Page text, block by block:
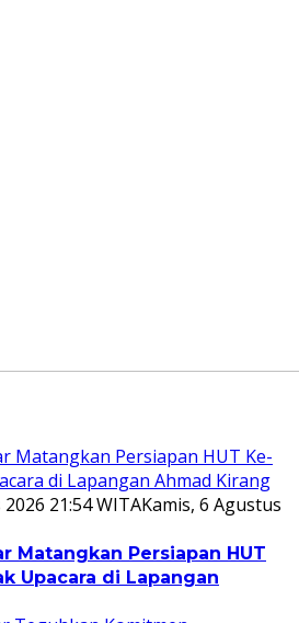
21:54 WITAKamis, 6 Agustus
Matangkan Persiapan HUT
Upacara di Lapangan